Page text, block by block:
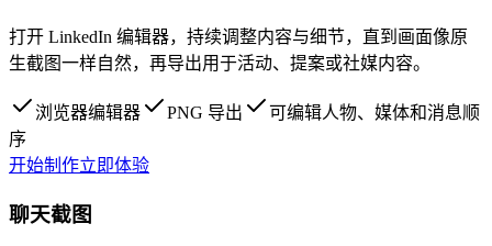
打开 LinkedIn 编辑器，持续调整内容与细节，直到画面像原
生截图一样自然，再导出用于活动、提案或社媒内容。
浏览器编辑器 PNG 导出
可编辑人物、媒体和消息顺
序
开始制作立即体验
聊天截图